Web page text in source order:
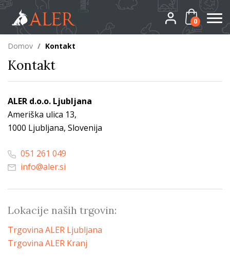
0
Domov / Kontakt
Kontakt
ALER d.o.o. Ljubljana
Ameriška ulica 13,
1000 Ljubljana, Slovenija
051 261 049
info@aler.si
Lokacije naših trgovin:
Trgovina ALER Ljubljana
Trgovina ALER Kranj